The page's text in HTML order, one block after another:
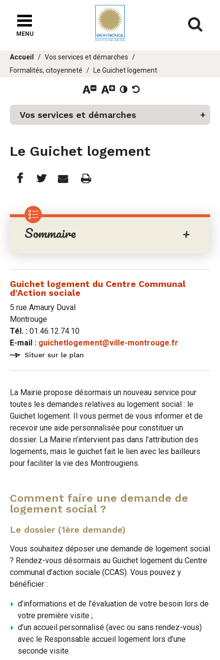
chat
MENU
Vous
êtes
Accueil
Vos services et démarches
Formalités, citoyenneté
Le Guichet logement
Vos services et démarches
Le Guichet logement
Partager
page
sur
Partager
page
sur
Partager
page
par
Imprimer
Sommaire
Guichet logement du Centre Communal
d'Action sociale
5 rue Amaury Duval
Montrouge
Tél. : 01.46.12.74.10
E-mail : guichetlogement@ville-montrouge.fr
Situer sur le plan
La Mairie propose désormais un nouveau service pour
toutes les demandes relatives au logement social : le
Guichet logement. Il vous permet de vous informer et de
recevoir une aide personnalisée pour constituer un
dossier. La Mairie n’intervient pas dans l’attribution des
logements, mais le guichet fait le lien avec les bailleurs
pour faciliter la vie des Montrougiens.
Comment faire une demande de
logement social ?
Le dossier (1ère demande)
Vous souhaitez déposer une demande de logement social
? Rendez-vous désormais au Guichet logement du Centre
communal d’action sociale (CCAS). Vous pouvez y
bénéficier :
d’informations et de l’évaluation de votre besoin lors de
votre première visite ;
d’un accueil personnalisé (avec ou sans rendez-vous)
avec le Responsable accueil logement lors d’une
seconde visite.